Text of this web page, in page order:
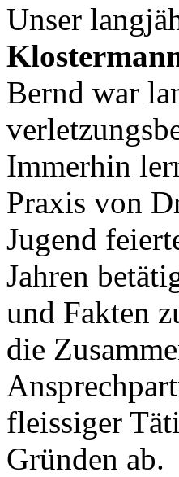
Unser
Bernd war
Immerhin
Praxis von
Jugend
Jahren
und Fakten
die
fleissiger
Gründen ab.